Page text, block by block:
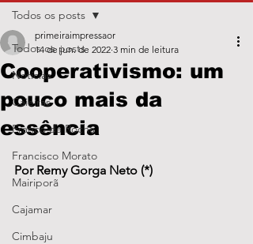
Todos os posts
Notícias
Caieiras
Franco da Rocha
Francisco Morato
Mairiporã
Cajamar
Cimbaju
Todos os posts
Cooperativismo: um
pouco mais da
essência
primeiraimpressaor
14 de jun. de 2022 3 min de leitura
Por Remy Gorga Neto (*)